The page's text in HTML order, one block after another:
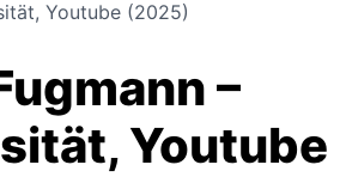
Youtube (2025)
–
Youtube